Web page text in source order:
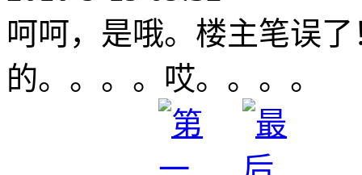
呵呵，是哦。楼主笔误
的。。。。哎。。。。